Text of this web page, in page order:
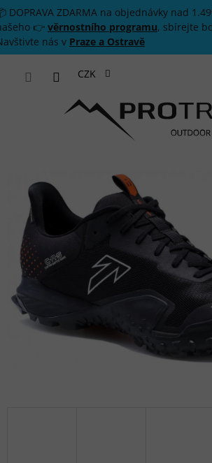
Přejít na obsah
DOPRAVA ZDARMA na objednávky nad
👉 věrnostního programu, sbírejte
nás v Praze a Ostravě
CZK